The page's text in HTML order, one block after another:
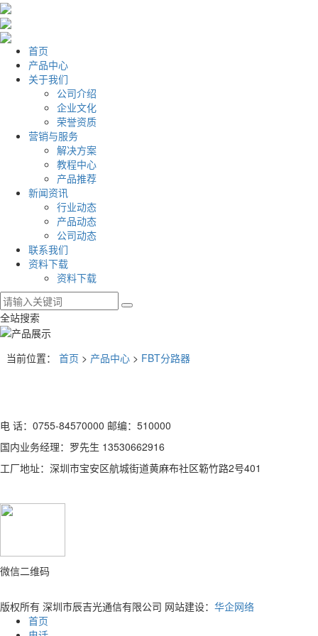
首页
产品中心
关于我们
公司介绍
企业文化
荣誉资质
营销与服务
解决方案
教程中心
产品推荐
新闻资讯
行业动态
产品动态
公司动态
联系我们
资料下载
资料下载
全站搜索
当前位置： 首页 > 产品中心> FBT分路器
电 话：0755-84570000 邮编：510000
国内业务经理：罗先生 13530662916
工厂地址：深圳市宝安区航城街道黄麻布社区簕竹路2号401
微信二维码
版权所有 深圳市辰吉光通信有限公司 网站建设： 华企网络
首页